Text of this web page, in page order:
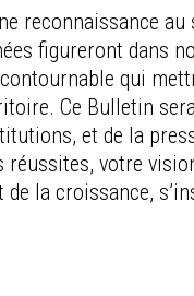
reconnaissance au
figureront dans
qui
Ce Bulletin
et de la
votre
la croissance,